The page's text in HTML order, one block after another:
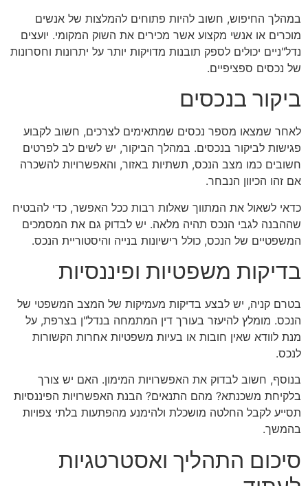
במהלך החיפוש, חשוב להיות פתוחים להמלצות של אנשים
מוכרים או אנשי מקצוע אשר מכירים את השוק המקומי. יועצים
נדל"ניים יכולים לספק תובנות מדויקות יותר על יתרונות וחסרונות
של נכסים ספציפיים.
ביקור בנכסים
לאחר שמצאו מספר נכסים שמתאימים לצרכים, חשוב לקבוע
פגישות לביקור בנכסים. במהלך הביקור, יש לשים לב לפרטים
חשובים כמו מצב הנכס, תשתיות באזור, והאפשרויות להשכרה
אם זהו הכיוון הנבחר.
כדאי לשאול את המתווך שאלות רבות ככל האפשר, כדי להבטיח
שההבנה לגבי הנכס תהיה מלאה. יש לבדוק גם את המסמכים
המשפטיים של הנכס, כולל רישיונות בנייה והיסטוריית הנכס.
בדיקות משפטיות ופיננסיות
בטרם קניה, יש לבצע בדיקות מעמיקות של המצב המשפטי של
הנכס. מומלץ להיעזר בעורך דין המתמחה בנדל"ן בצרפת, על
מנת לוודא שאין חובות או בעיות משפטיות אחרות הקשורות
לנכס.
בנוסף, חשוב לבדוק את האפשרויות המימון. האם יש צורך
בלקיחת משכנתא? מהם התנאים? הבנת האפשרויות הפיננסיות
תסייע לקבל החלטה מושכלת ולהימנע מהפתעות בלתי צפויות
בהמשך.
סיכום התהליך ואסטרטגיות